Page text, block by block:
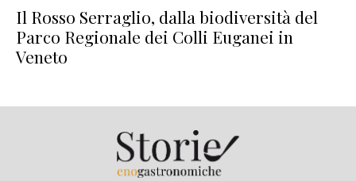
Il Rosso Serraglio, dalla biodiversità del
Parco Regionale dei Colli Euganei in
Veneto